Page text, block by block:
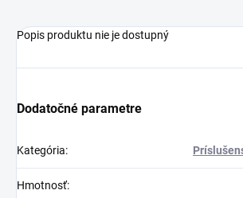
Popis produktu nie je dostupný
Dodatočné parametre
Kategória:
Hmotnosť: